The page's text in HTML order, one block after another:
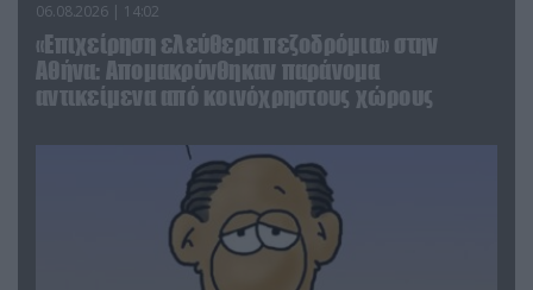
06.08.2026 | 14:02
«Επιχείρηση ελεύθερα πεζοδρόμια» στην
Αθήνα: Απομακρύνθηκαν παράνομα
αντικείμενα από κοινόχρηστους χώρους